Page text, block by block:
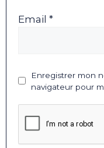
Email *
Enregistrer mon
navigateur pour